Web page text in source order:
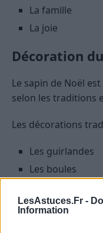
LesAstuces.Fr -
Information
La famille
La joie
Décoration
Le sapin de Noël
selon les traditions
Les décorations
Les guirlandes
Les boules
Les guirlandes